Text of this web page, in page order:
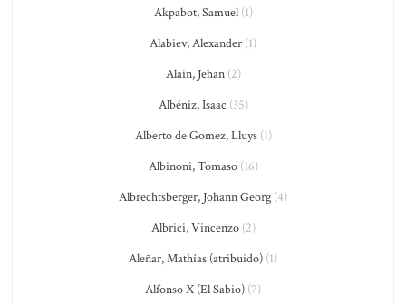
Akpabot, Samuel(1)
Alabiev, Alexander (1)
Alain, Jehan(2)
Albéniz, Isaac (35)
Alberto de Gomez, Lluys(1)
Albinoni, Tomaso(16)
Albrechtsberger, Johann Georg (4)
Albrici, Vincenzo(2)
Aleñar, Mathías (atribuido) (1)
Alfonso X (El Sabio) (7)